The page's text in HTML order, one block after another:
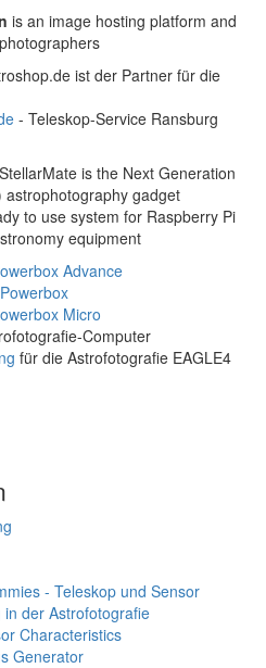
is an image hosting platform and
ist der Partner für die
- Teleskop-Service Ransburg
is the Next Generation
astrophotography gadget
to use system for Raspberry Pi
equipment
Advance
Micro
Computer
für die Astrofotografie EAGLE4
- Teleskop und Sensor
der Astrofotografie
Characteristics
Generator